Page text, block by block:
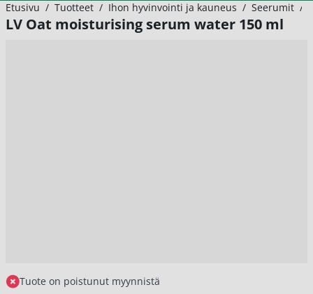
Etusivu / Tuotteet / Ihon hyvinvointi ja kauneus / Seerumit /
LV Oat moisturising serum water 150 ml
Tuote on poistunut myynnistä